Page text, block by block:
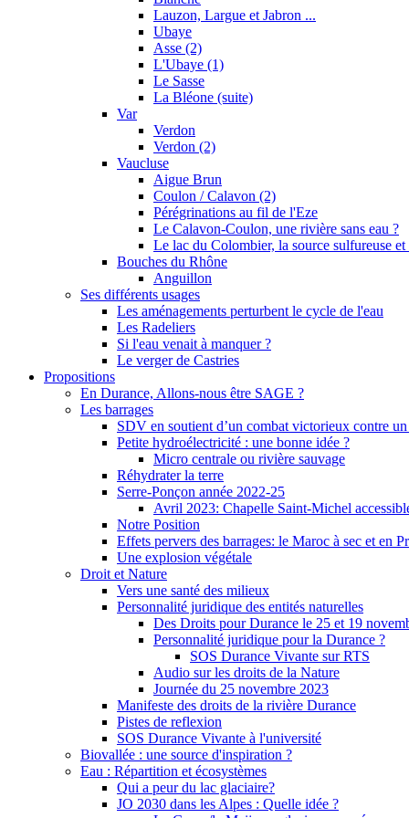
Lauzon, Largue et Jabron ...
Ubaye
Asse (2)
L'Ubaye (1)
Le Sasse
La Bléone (suite)
Var
Verdon
Verdon (2)
Vaucluse
Aigue Brun
Coulon / Calavon (2)
Pérégrinations au fil de l'Eze
Le Calavon-Coulon, une rivière sans eau ?
Le lac du Colombier, la source sulfureuse
Bouches du Rhône
Anguillon
Ses différents usages
Les aménagements perturbent le cycle de l'eau
Les Radeliers
Si l'eau venait à manquer ?
Le verger de Castries
Propositions
En Durance, Allons-nous être SAGE ?
Les barrages
SDV en soutient d’un combat victorieux contre un
Petite hydroélectricité : une bonne idée ?
Micro centrale ou rivière sauvage
Réhydrater la terre
Serre-Ponçon année 2022-25
Avril 2023: Chapelle Saint-Michel
Notre Position
Effets pervers des barrages: le Maroc à sec et en
Une explosion végétale
Droit et Nature
Vers une santé des milieux
Personnalité juridique des entités naturelles
Des Droits pour Durance le 25 et 19
Personnalité juridique pour la Durance ?
SOS Durance Vivante sur RTS
Audio sur les droits de la Nature
Journée du 25 novembre 2023
Manifeste des droits de la rivière Durance
Pistes de reflexion
SOS Durance Vivante à l'université
Biovallée : une source d'inspiration ?
Eau : Répartition et écosystèmes
Qui a peur du lac glaciaire?
JO 2030 dans les Alpes : Quelle idée ?